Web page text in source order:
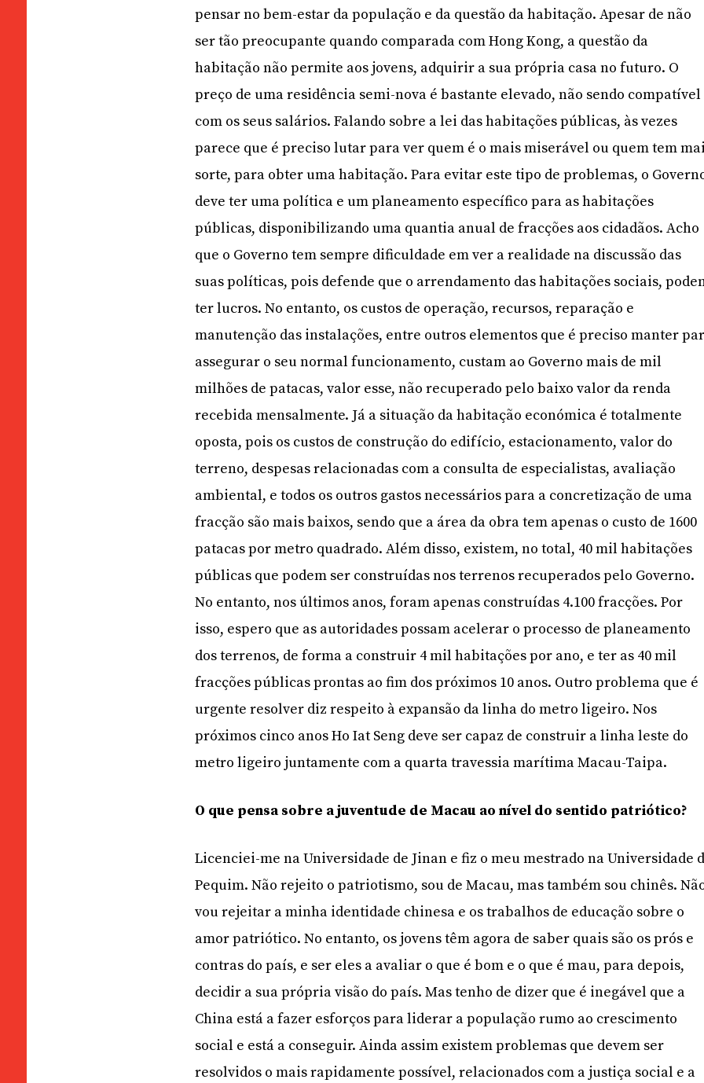
pensar no bem-estar da população e da questão da habitação. Apesar de não
ser tão preocupante quando comparada com Hong Kong, a questão da
habitação não permite aos jovens, adquirir a sua própria casa no futuro. O
preço de uma residência semi-nova é bastante elevado, não sendo compatível
com os seus salários. Falando sobre a lei das habitações públicas, às vezes
parece que é preciso lutar para ver quem é o mais miserável ou quem tem
sorte, para obter uma habitação. Para evitar este tipo de problemas, o
deve ter uma política e um planeamento específico para as habitações
públicas, disponibilizando uma quantia anual de fracções aos cidadãos. Acho
que o Governo tem sempre dificuldade em ver a realidade na discussão das
suas políticas, pois defende que o arrendamento das habitações sociais,
ter lucros. No entanto, os custos de operação, recursos, reparação e
manutenção das instalações, entre outros elementos que é preciso manter
assegurar o seu normal funcionamento, custam ao Governo mais de mil
milhões de patacas, valor esse, não recuperado pelo baixo valor da renda
recebida mensalmente. Já a situação da habitação económica é totalmente
oposta, pois os custos de construção do edifício, estacionamento, valor do
terreno, despesas relacionadas com a consulta de especialistas, avaliação
ambiental, e todos os outros gastos necessários para a concretização de uma
fracção são mais baixos, sendo que a área da obra tem apenas o custo de 1600
patacas por metro quadrado. Além disso, existem, no total, 40 mil habitações
públicas que podem ser construídas nos terrenos recuperados pelo Governo.
No entanto, nos últimos anos, foram apenas construídas 4.100 fracções. Por
isso, espero que as autoridades possam acelerar o processo de planeamento
dos terrenos, de forma a construir 4 mil habitações por ano, e ter as 40 mil
fracções públicas prontas ao fim dos próximos 10 anos. Outro problema que é
urgente resolver diz respeito à expansão da linha do metro ligeiro. Nos
próximos cinco anos Ho Iat Seng deve ser capaz de construir a linha leste do
metro ligeiro juntamente com a quarta travessia marítima Macau-Taipa.
O que pensa sobre a juventude de Macau ao nível do sentido patriótico?
Licenciei-me na Universidade de Jinan e fiz o meu mestrado na Universidade
Pequim. Não rejeito o patriotismo, sou de Macau, mas também sou chinês.
vou rejeitar a minha identidade chinesa e os trabalhos de educação sobre o
amor patriótico. No entanto, os jovens têm agora de saber quais são os prós e
contras do país, e ser eles a avaliar o que é bom e o que é mau, para depois,
decidir a sua própria visão do país. Mas tenho de dizer que é inegável que a
China está a fazer esforços para liderar a população rumo ao crescimento
social e está a conseguir. Ainda assim existem problemas que devem ser
resolvidos o mais rapidamente possível, relacionados com a justiça social e a